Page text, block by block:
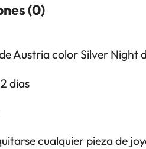
(0)
Austria color Silver Night
dias
cualquier pieza de